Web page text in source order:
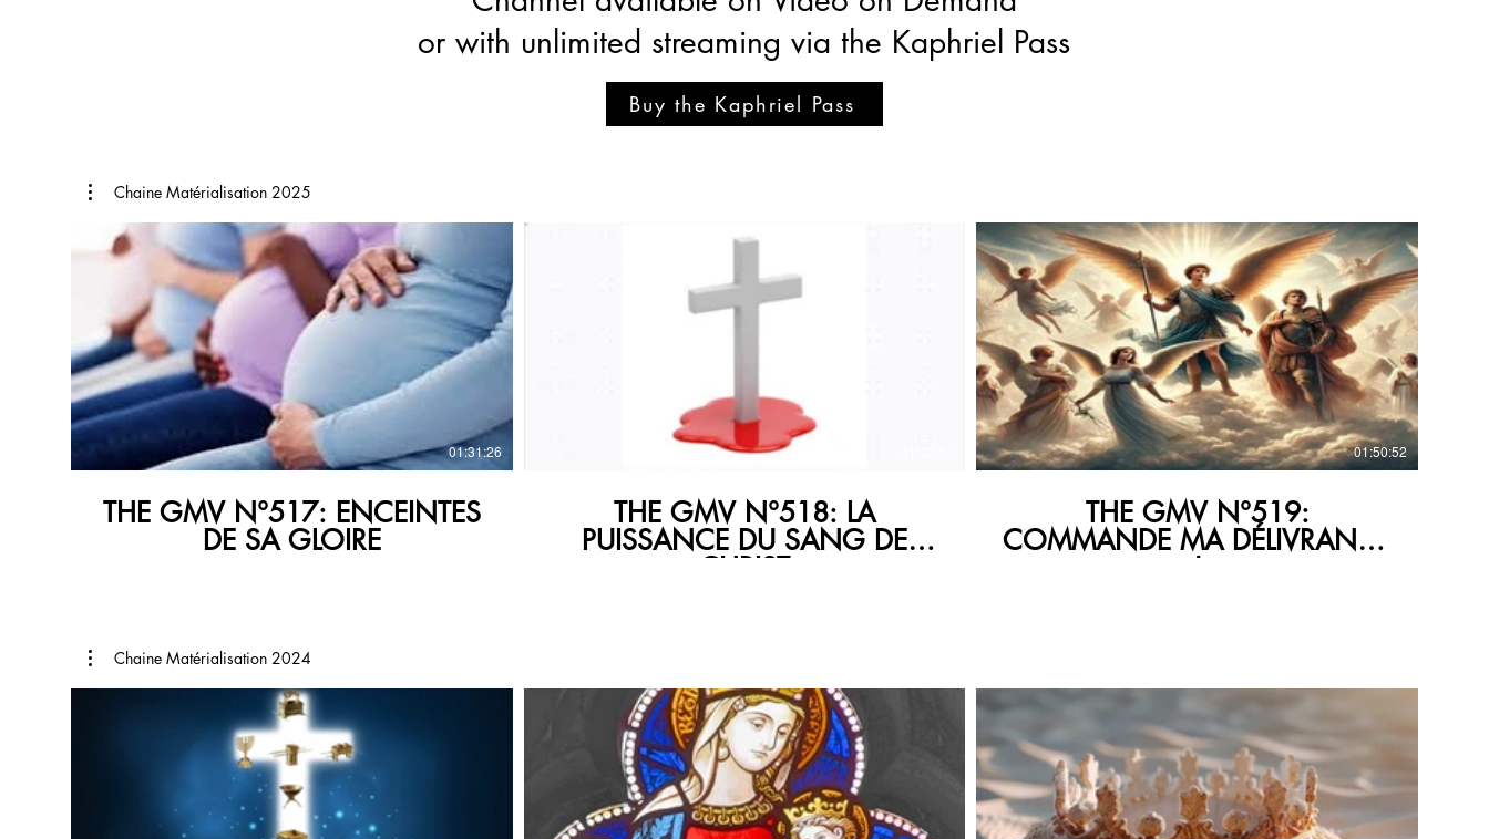
or with unlimited streaming via the Kaphriel Pass
Buy the Kaphriel Pass
Chaine Matérialisation 2025
01:31:26
THE GMV N°517: ENCEINTES
DE SA GLOIRE
THE GMV N°518: LA
PUISSANCE DU SANG DE
CHRIST
€
01:50:52
THE GMV N°519:
COMMANDE MA DÉLIVRANCE
!
Chaine Matérialisation 2024
€ €